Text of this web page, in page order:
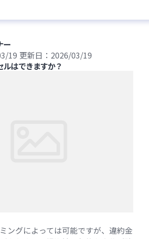
ー
19 更新日：2026/03/19
はできますか？
ングによっては可能ですが、違約金